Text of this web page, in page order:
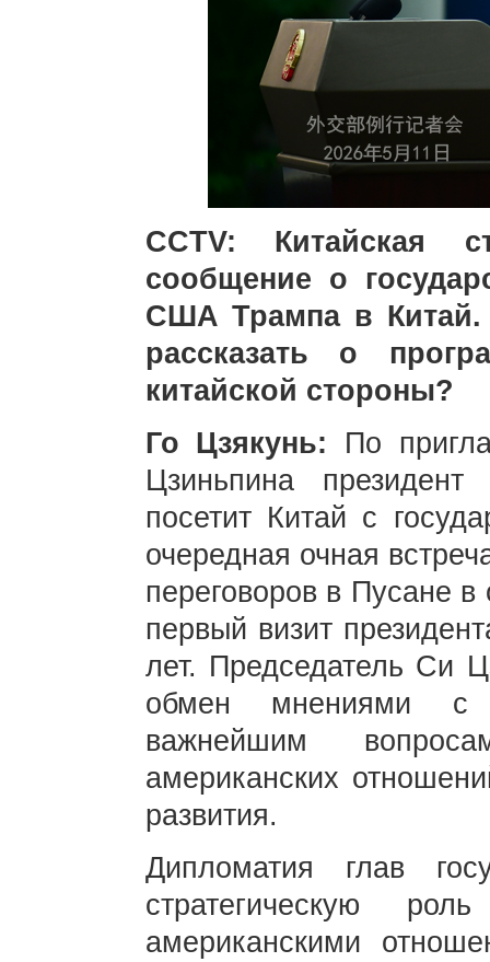
CCTV: Китайская
сообщение о
США Трампа в
рассказать о
китайской стороны?
Го Цзякунь: По
Цзиньпина
посетит Китай с
очередная очная
переговоров в Пусане
первый визит
лет. Председатель Си
обмен мнениями с
важнейшим
американских
развития.
Дипломатия глав
стратегическую
американскими